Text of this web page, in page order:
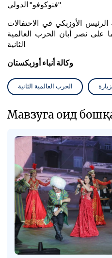
"فنوكوفو" الدولي.
الأوزبكي في الاحتفالات
بمناسبة مرور 81 عاما على نصر أبان الحرب العالمية
الثانية.
وكالة أنباء أوزبكستان
الحرب العالمية الثانية
Мавзуга оид